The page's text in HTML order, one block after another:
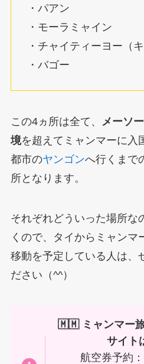
・パアン
・モーラミャイン
・チャイティーヨー（キ
・バゴー
この4ヵ所は全て、
メーソ
境を超えてミャンマーに入
都市のヤンゴンへ行くまで
所となります。
それぞれどういった場所な
くので、タイからミャンマ
移動を予定している人は、
ださい（^^）
🇲🇲 ミャンマー
サイト
航空券予約：